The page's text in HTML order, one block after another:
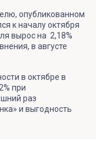
опубликованном
к началу октября
вырос на 2,18%
в августе
в октябре в
при
раз
и выгодность